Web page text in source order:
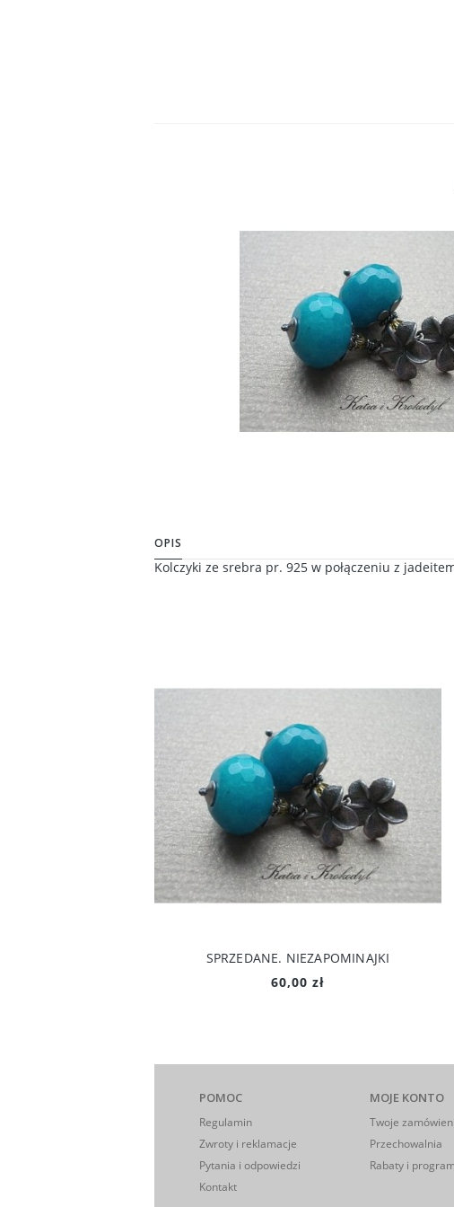
OPIS
Kolczyki ze srebra pr. 925 w połączeniu z
SPRZEDANE. NIEZAPOMINAJKI
60,00 zł
POMOC
Regulamin
Zwroty i reklamacje
Pytania i odpowiedzi
Kontakt
MOJE KONTO
Twoje
Przechowalnia
Rabaty i